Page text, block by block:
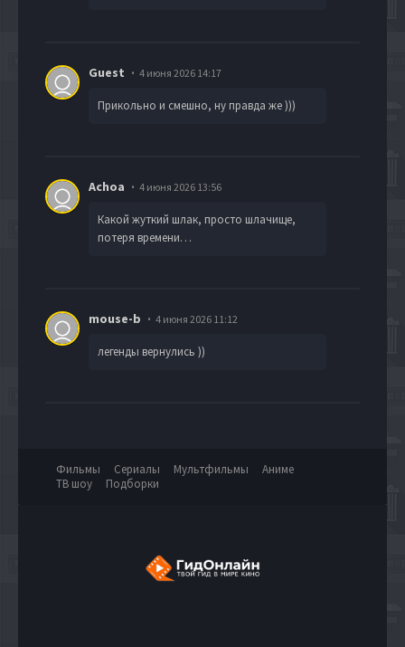
Guest 4 июня 2026 14:17
Прикольно и смешно, ну правда же )))
Achoa 4 июня 2026 13:56
Какой жуткий шлак, просто шлачище,
потеря времени…
mouse-b 4 июня 2026 11:12
легенды вернулись ))
Фильмы Сериалы Мультфильмы
Аниме
ТВ шоу
Подборки